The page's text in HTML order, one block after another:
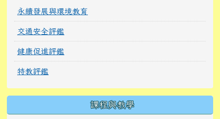
永續發展與環境教育
交通安全評鑑
健康促進評鑑
特教評鑑
課程與教學